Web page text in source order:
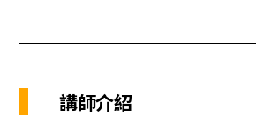
講師介紹